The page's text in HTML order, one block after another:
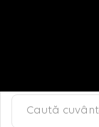
Job Search Page